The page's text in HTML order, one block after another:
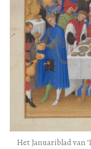
Het Januariblad van